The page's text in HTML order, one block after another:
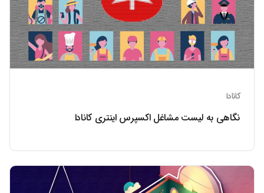
کانادا
نگاهی به لیست مشاغل اکسپرس اینتری کانادا